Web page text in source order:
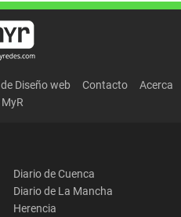
Diseño web Contacto
Acerca
Diario de Cuenca
Diario de La Mancha
Herencia